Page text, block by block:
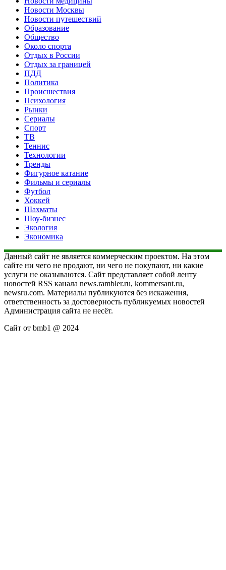
Новости Москвы
Новости путешествий
Образование
Общество
Около спорта
Отдых в России
Отдых за границей
ПДД
Политика
Происшествия
Психология
Рынки
Сериалы
Спорт
ТВ
Теннис
Технологии
Тренды
Фигурное катание
Фильмы и сериалы
Футбол
Хоккей
Шахматы
Шоу-бизнес
Экология
Экономика
Данный сайт не является коммерческим проектом. На этом
сайте ни чего не продают, ни чего не покупают, ни какие
услуги не оказываются. Сайт представляет собой ленту
новостей RSS канала news.rambler.ru, kommersant.ru,
newsru.com. Материалы публикуются без искажения,
ответственность за достоверность публикуемых новостей
Администрация сайта не несёт.
Сайт от bmb1 @ 2024